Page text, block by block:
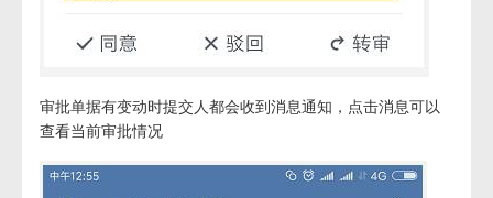
审批单据有变动时提交人都会收到消息通知，点击消息可以
查看当前审批情况